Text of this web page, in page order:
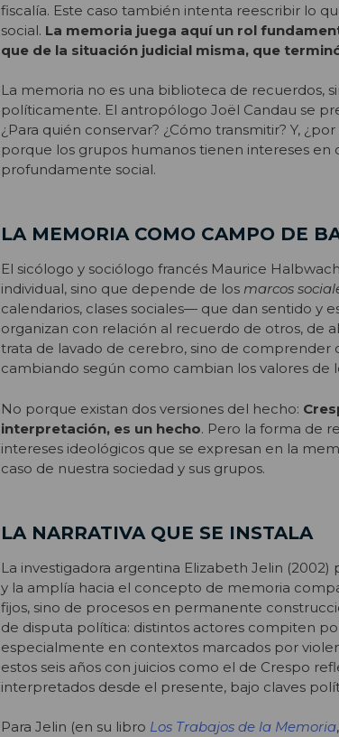
fiscalía. Este caso también intenta reescribir lo
social. La memoria juega aquí un rol
que de la situación judicial misma, que
La memoria no es una biblioteca de recuerdos,
políticamente. El antropólogo Joël Candau se
¿Para quién conservar? ¿Cómo transmitir? Y,
porque los grupos humanos tienen intereses en
profundamente social.
LA MEMORIA COMO CAMPO DE
El sicólogo y sociólogo francés Maurice
individual, sino que depende de los marcos
calendarios, clases sociales— que dan sentido y
organizan con relación al recuerdo de otros, de
trata de lavado de cerebro, sino de
cambiando según como cambian los valores de
No porque existan dos versiones del hecho:
interpretación, es un hecho. Pero la forma de
intereses ideológicos que se expresan en la
caso de nuestra sociedad y sus grupos.
LA NARRATIVA QUE SE INSTALA
La investigadora argentina Elizabeth Jelin
y la amplía hacia el concepto de memoria
fijos, sino de procesos en permanente
de disputa política: distintos actores compiten
especialmente en contextos marcados por
estos seis años con juicios como el de Crespo
interpretados desde el presente, bajo claves
Para Jelin (en su libro Los Trabajos de la Memoria